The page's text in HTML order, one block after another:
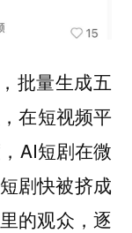
批量生成五
在短视频平
AI短剧在微
剧快被挤成
的观众，逐